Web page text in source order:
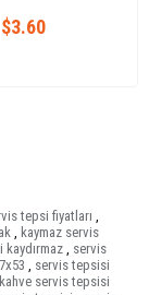
$3.60
tepsi fiyatları ,
, kaymaz servis
, servis
, servis tepsisi
kahve servis tepsisi